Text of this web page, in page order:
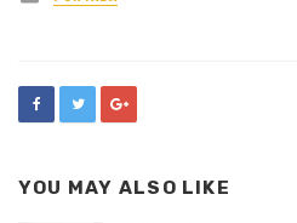
in
YOU MAY ALSO LIKE